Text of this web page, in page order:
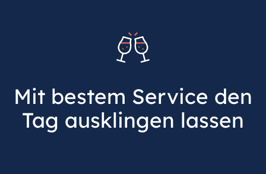
Mit bestem Service den
Tag ausklingen lassen